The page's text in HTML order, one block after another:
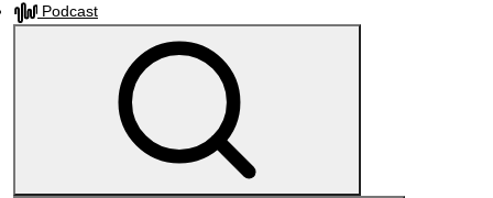
Podcast